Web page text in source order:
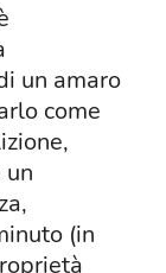
un amaro
come
(in